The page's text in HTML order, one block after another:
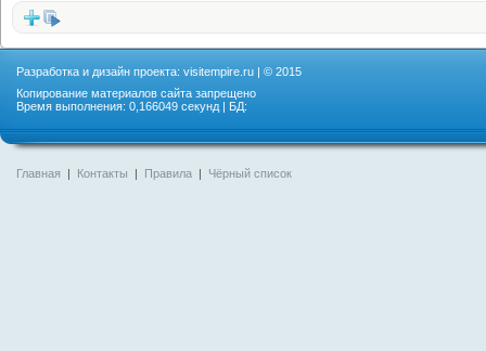
Разработка и дизайн проекта: visitempire.ru | © 2015
Копирование материалов сайта запрещено
Время выполнения: 0,166049 секунд | БД:
Главная | Контакты | Правила | Чёрный список